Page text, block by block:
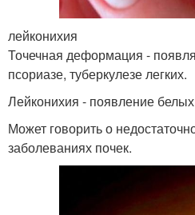
лейконихия
Точечная деформация -
псориазе, туберкулезе легких.
Лейконихия - появление
Может говорить о
заболеваниях почек.